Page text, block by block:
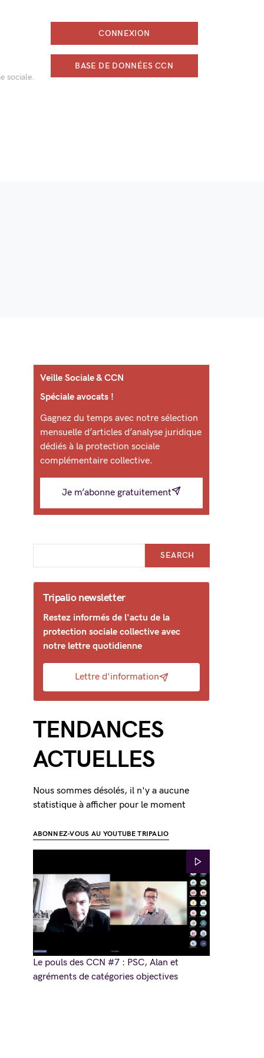
sociale.
CONNEXION
BASE DE DONNÉES CCN
Veille Sociale & CCN
Spéciale avocats !
Gagnez du temps avec notre sélection
mensuelle d’articles d’analyse juridique
dédiés à la protection sociale
complémentaire collective.
Je m’abonne gratuitement
SEARCH
Tripalio newsletter
Restez informés de l'actu de la
protection sociale collective avec
notre lettre quotidienne
Lettre d'information
TENDANCES
ACTUELLES
Nous sommes désolés, il n'y a aucune
statistique à afficher pour le moment
ABONNEZ-VOUS AU YOUTUBE TRIPALIO
Le pouls des CCN #7 : PSC, Alan et
agréments de catégories objectives